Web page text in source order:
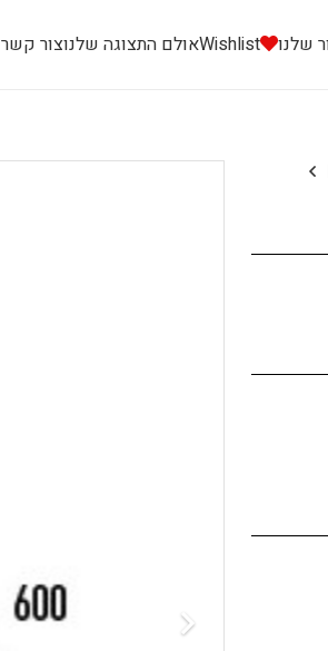
שלנו Wishlistאולם התצוגה שלנוצור קשר